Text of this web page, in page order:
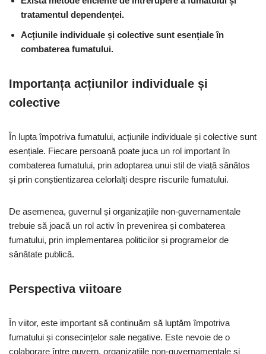
tratamentul dependenței.
Acțiunile individuale și colective sunt esențiale în
combaterea fumatului.
Importanța acțiunilor individuale și
colective
În lupta împotriva fumatului, acțiunile individuale și colective sunt
esențiale. Fiecare persoană poate juca un rol important în
combaterea fumatului, prin adoptarea unui stil de viață sănătos
și prin conștientizarea celorlalți despre riscurile fumatului.
De asemenea, guvernul și organizațiile non-guvernamentale
trebuie să joacă un rol activ în prevenirea și combaterea
fumatului, prin implementarea politicilor și programelor de
sănătate publică.
Perspectiva viitoare
În viitor, este important să continuăm să luptăm împotriva
fumatului și consecințelor sale negative. Este nevoie de o
colaborare între guvern, organizațiile non-guvernamentale și